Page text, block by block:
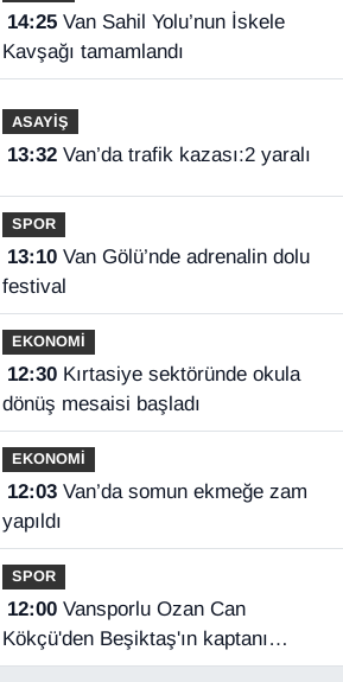
14:25Van Sahil Yolu’nun İskele
Kavşağı tamamlandı
ASAYİŞ
13:32 Van’da trafik kazası:2 yaralı
SPOR
13:10Van Gölü’nde adrenalin dolu
festival
EKONOMİ
12:30Kırtasiye sektöründe okula
dönüş mesaisi başladı
EKONOMİ
12:03Van’da somun ekmeğe zam
yapıldı
SPOR
12:00Vansporlu Ozan Can
Kökçü'den Beşiktaş'ın kaptanı
kardeşi Orkun'a destek